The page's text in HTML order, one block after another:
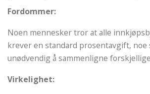
Fordommer:
Noen mennesker tror at alle
krever en standard prosentavgift, noe
unødvendig å sammenligne
Virkelighet: